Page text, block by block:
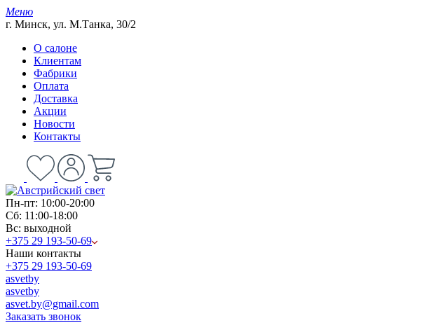
Меню
г. Минск, ул. М.Танка, 30/2
О салоне
Клиентам
Фабрики
Оплата
Доставка
Акции
Новости
Контакты
Пн-пт: 10:00-20:00
Сб: 11:00-18:00
Вс: выходной
+375 29 193-50-69
Наши контакты
+375 29 193-50-69
asvetby
asvetby
asvet.by@gmail.com
Заказать звонок